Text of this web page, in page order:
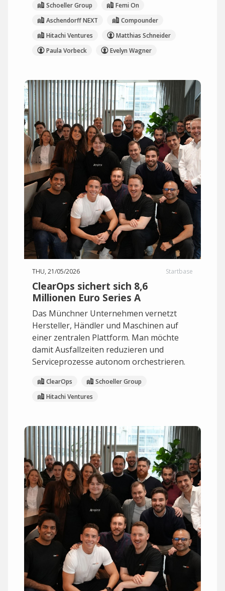
Schoeller Group
Femi On
Aschendorff NEXT
Compounder
Hitachi Ventures
Matthias Schneider
Paula Vorbeck
Evelyn Wagner
THU, 21/05/2026 Startbase
ClearOps sichert sich 8,6
Millionen Euro Series A
Das Münchner Unternehmen vernetzt
Hersteller, Händler und Maschinen auf
einer zentralen Plattform. Man möchte
damit Ausfallzeiten reduzieren und
Serviceprozesse autonom orchestrieren.
ClearOps
Schoeller Group
Hitachi Ventures